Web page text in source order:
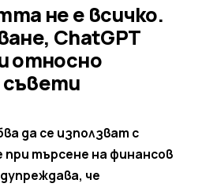
не е всичко.
ChatGPT
относно
да се използват с
търсене на финансов
че